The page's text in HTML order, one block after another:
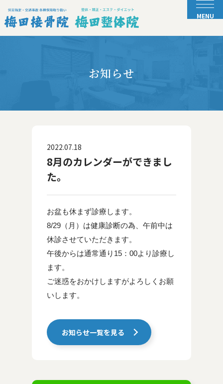
お知らせ
2022.07.18
8月のカレンダーができまし
た。
お盆も休まず診療します。
8/29（月）は健康診断の為、午前中は
休診させていただきます。
午後からは通常通り15：00より診療し
ます。
ご迷惑をおかけしますがよろしくお願
いします。
お知らせ一覧を見る